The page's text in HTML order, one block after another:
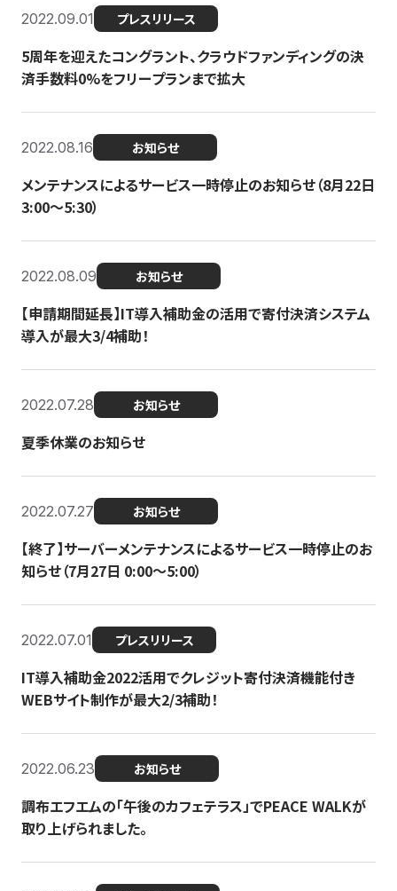
2022.09.01 プレスリリース
5周年を迎えたコングラント、クラウドファンディングの決
済手数料0%をフリープランまで拡大
2022.08.16 お知らせ
メンテナンスによるサービス一時停止のお知らせ（8月22日
3:00〜5:30）
2022.08.09 お知らせ
【申請期間延長】IT導入補助金の活用で寄付決済システム
導入が最大3/4補助！
2022.07.28 お知らせ
夏季休業のお知らせ
2022.07.27 お知らせ
【終了】サーバーメンテナンスによるサービス一時停止のお
知らせ（7月27日 0:00〜5:00）
2022.07.01 プレスリリース
IT導入補助金2022活用でクレジット寄付決済機能付き
WEBサイト制作が最大2/3補助！
2022.06.23 お知らせ
調布エフエムの「午後のカフェテラス」でPEACE WALKが
取り上げられました。